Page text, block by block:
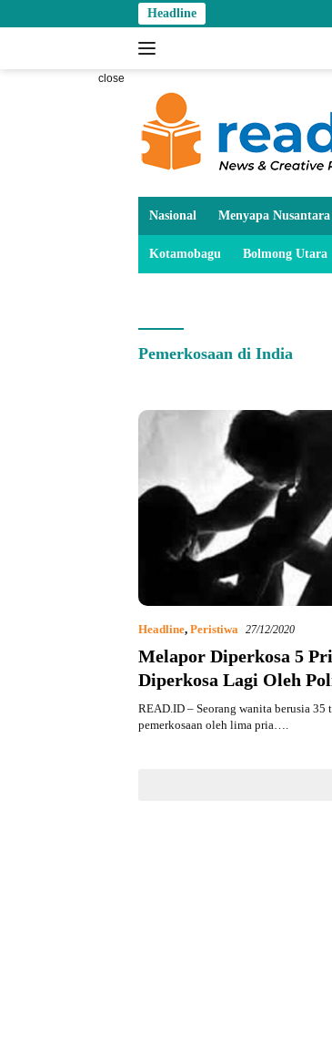
to
Headline
close
Nasional Menyapa Nusantara
Kotamobagu Bolmong Utara
Pemerkosaan di India
Headline, Peristiwa 27/12/2020
Melapor Diperkosa 5
Diperkosa Lagi Oleh
READ.ID – Seorang wanita berusia
pemerkosaan oleh lima pria….